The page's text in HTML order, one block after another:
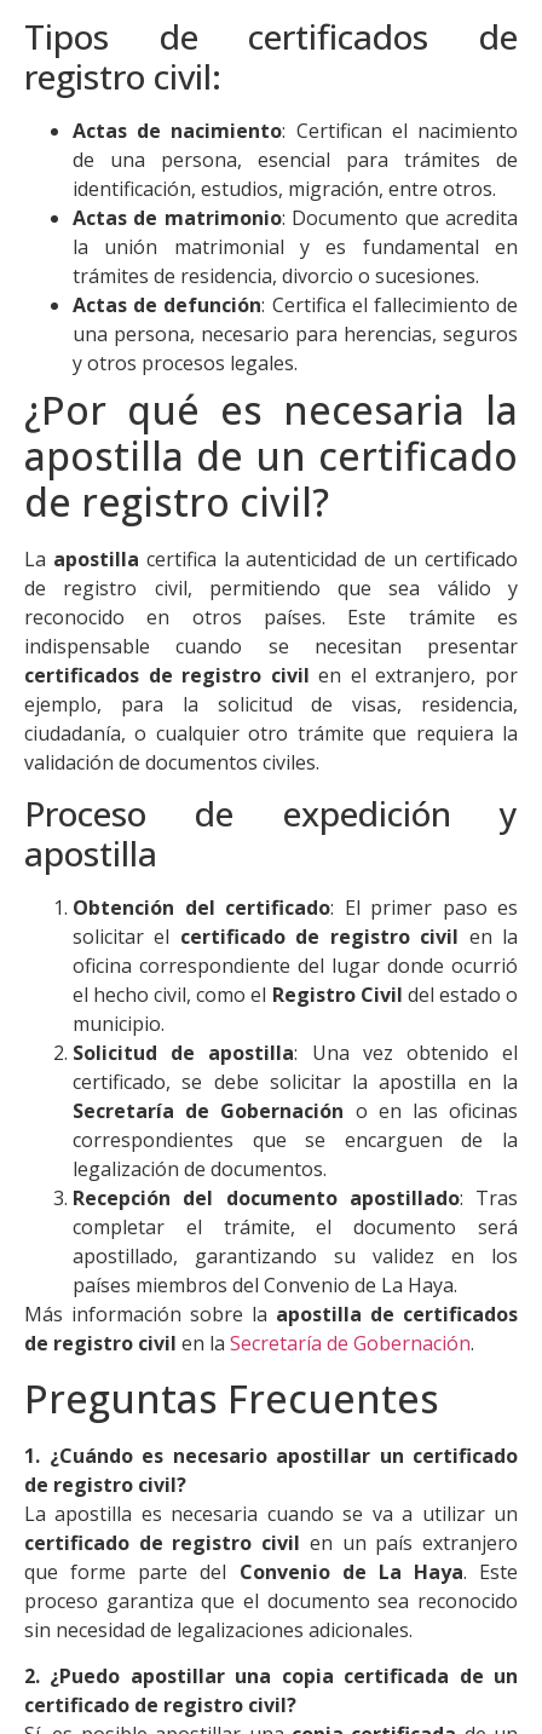
Tipos de certificados de
registro civil:
Actas de nacimiento: Certifican el nacimiento
de una persona, esencial para trámites de
identificación, estudios, migración, entre otros.
Actas de matrimonio: Documento que acredita
la unión matrimonial y es fundamental en
trámites de residencia, divorcio o sucesiones.
Actas de defunción: Certifica el fallecimiento de
una persona, necesario para herencias, seguros
y otros procesos legales.
¿Por qué es necesaria la
apostilla de un certificado
de registro civil?
La apostilla certifica la autenticidad de un certificado
de registro civil, permitiendo que sea válido y
reconocido en otros países. Este trámite es
indispensable cuando se necesitan presentar
certificados de registro civil en el extranjero, por
ejemplo, para la solicitud de visas, residencia,
ciudadanía, o cualquier otro trámite que requiera la
validación de documentos civiles.
Proceso de expedición y
apostilla
Obtención del certificado: El primer paso es
solicitar el certificado de registro civil en la
oficina correspondiente del lugar donde ocurrió
el hecho civil, como el Registro Civil del estado o
municipio.
Solicitud de apostilla: Una vez obtenido el
certificado, se debe solicitar la apostilla en la
Secretaría de Gobernación o en las oficinas
correspondientes que se encarguen de la
legalización de documentos.
Recepción del documento apostillado: Tras
completar el trámite, el documento será
apostillado, garantizando su validez en los
países miembros del Convenio de La Haya.
Más información sobre la apostilla de certificados
de registro civil en la Secretaría de Gobernación.
Preguntas Frecuentes
1. ¿Cuándo es necesario apostillar un certificado
de registro civil?
La apostilla es necesaria cuando se va a utilizar un
certificado de registro civil en un país extranjero
que forme parte del Convenio de La Haya. Este
proceso garantiza que el documento sea reconocido
sin necesidad de legalizaciones adicionales.
2. ¿Puedo apostillar una copia certificada de un
certificado de registro civil?